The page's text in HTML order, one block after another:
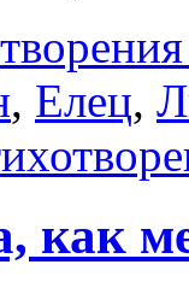
, Елец,
как